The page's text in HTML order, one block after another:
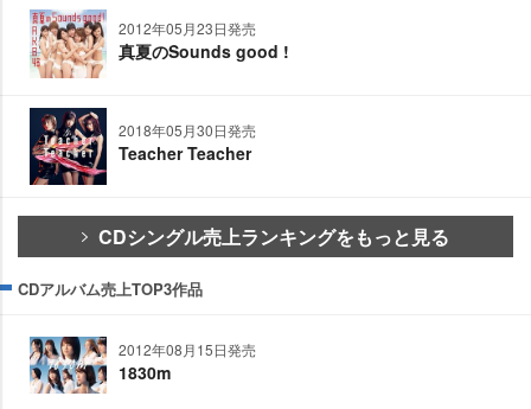
2012年05月23日発売
真夏のSounds good !
2018年05月30日発売
Teacher Teacher
CDシングル売上ランキングをもっと見る
CDアルバム売上TOP3作品
2012年08月15日発売
1830m